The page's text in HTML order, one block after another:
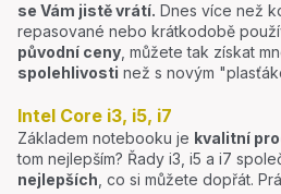
se Vám jistě vrátí. Dnes více než
repasované nebo krátkodobě
původní ceny , můžete tak získat
spolehlivosti než s novým
Intel Core i3, i5, i7
Základem notebooku je kvalitní
tom nejlepším? Řady i3, i5 a i7
nejlepších , co si můžete dopřát.